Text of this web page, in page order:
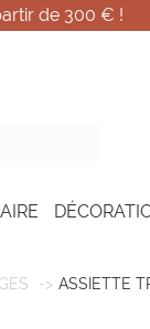
de 300 € !
ASSIETTE